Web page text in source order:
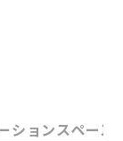
ションスペース